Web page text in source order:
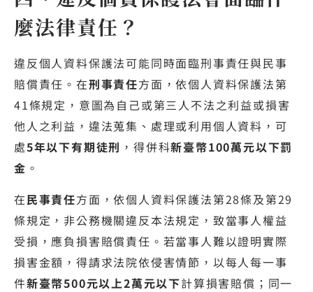
麼法律責任？
違反個人資料保護法可能同時面臨刑事責任與民事
賠償責任。在刑事責任方面，依個人資料保護法第
41條規定，意圖為自己或第三人不法之利益或損害
他人之利益，違法蒐集、處理或利用個人資料，可
處5年以下有期徒刑 ，得併科新臺幣100萬元以下罰
金 。
在民事責任方面，依個人資料保護法第28條及第29
條規定，非公務機關違反本法規定，致當事人權益
受損，應負損害賠償責任。若當事人難以證明實際
損害金額，得請求法院依侵害情節，以每人每一事
件新臺幣500元以上2萬元以下計算損害賠償；同一